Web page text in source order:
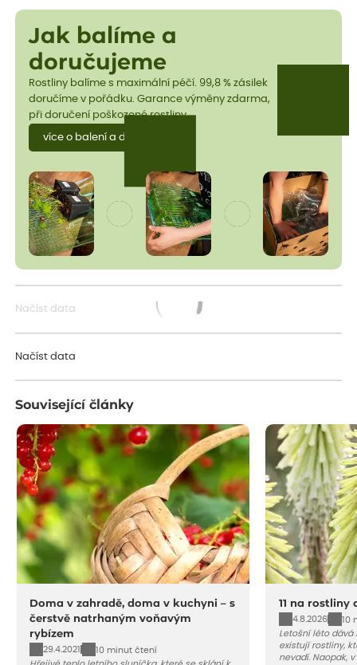
Jak balíme a
doručujeme
Rostliny balíme s maximální péčí. 99,8 % zásilek
doručíme v pořádku. Garance výměny zdarma,
při doručení poškozené rostliny.
více o balení a dopravě
Načíst data
Načíst data
Související články
Doma v zahradě, doma v kuchyni – s
čerstvě natrhaným voňavým
rybízem
29.4.2021
10 minut čtení
11 na rostliny
4.8.2026
10
Letošní léto dává
existují rostliny,
nevadí. Naopak,